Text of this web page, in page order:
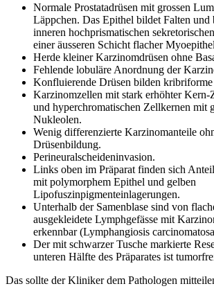
Normale Prostatadrüsen mit grossen
Läppchen. Das Epithel bildet Falten und
inneren hochprismatischen
einer äusseren Schicht flacher
Herde kleiner Karzinomdrüsen ohne
Fehlende lobuläre Anordnung der
Konfluierende Drüsen bilden kribriforme
Karzinomzellen mit stark erhöhter Kern-
und hyperchromatischen Zellkernen mit
Nukleolen.
Wenig differenzierte Karzinomanteile
Drüsenbildung.
Perineuralscheideninvasion.
Links oben im Präparat finden sich
mit polymorphem Epithel und gelben
Lipofuszinpigmenteinlagerungen.
Unterhalb der Samenblase sind von
ausgekleidete Lymphgefässe mit
erkennbar (Lymphangiosis
Der mit schwarzer Tusche markierte
unteren Hälfte des Präparates ist
Das sollte der Kliniker dem Pathologen